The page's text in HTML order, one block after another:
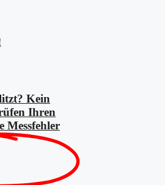
Kein
Ihren
Messfehler